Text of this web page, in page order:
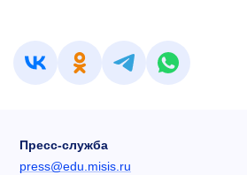
Пресс-служба
press@edu.misis.ru